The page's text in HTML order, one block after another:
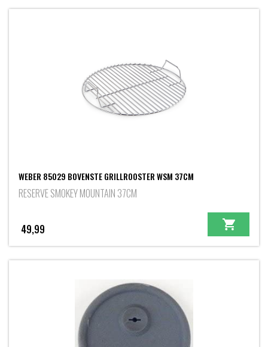
WEBER 85029 BOVENSTE GRILLROOSTER WSM 37CM
RESERVE SMOKEY MOUNTAIN 37CM
49,99